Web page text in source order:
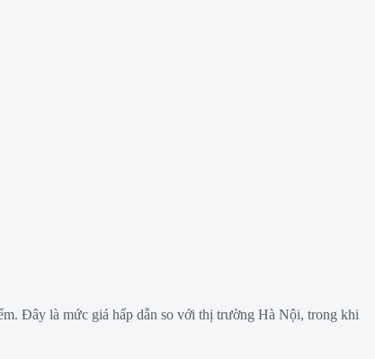
Đây là mức giá hấp dẫn so với thị trường Hà Nội, trong khi